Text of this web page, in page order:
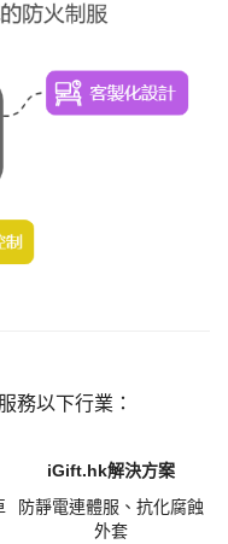
務以下行業：
iGift.hk解決方案
防靜電連體服、抗化腐蝕
外套